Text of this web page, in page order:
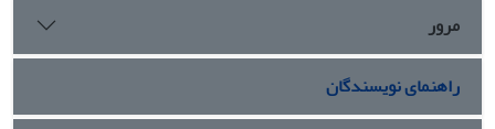
مرور
راهنمای نویسندگان